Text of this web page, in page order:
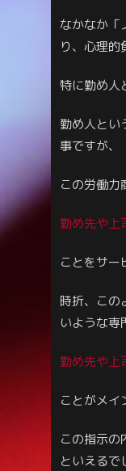
なかなか「
り、心理的
特に勤め人
勤め人とい
事ですが、
この労働力
勤め先や上
ことをサー
時折、この
いような専
勤め先や上
ことがメイ
この指示の
といえるで